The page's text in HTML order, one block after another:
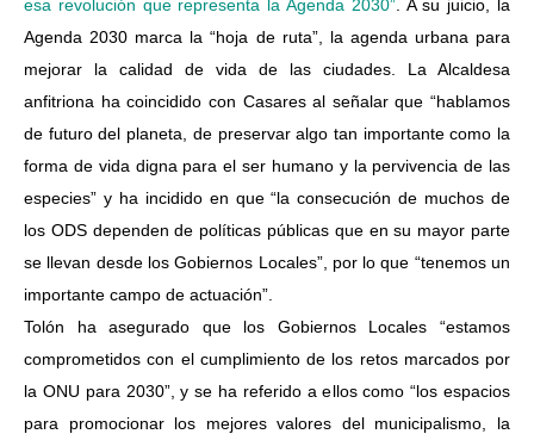
esa revolución que representa la Agenda 2030”. A su juicio, la
Agenda 2030 marca la “hoja de ruta”, la agenda urbana para
mejorar la calidad de vida de las ciudades. La Alcaldesa
anfitriona ha coincidido con Casares al señalar que “hablamos
de futuro del planeta, de preservar algo tan importante como la
forma de vida digna para el ser humano y la pervivencia de las
especies” y ha incidido en que “la consecución de muchos de
los ODS dependen de políticas públicas que en su mayor parte
se llevan desde los Gobiernos Locales”, por lo que “tenemos un
importante campo de actuación”.
Tolón ha asegurado que los Gobiernos Locales “estamos
comprometidos con el cumplimiento de los retos marcados por
la ONU para 2030”, y se ha referido a ellos como “los espacios
para promocionar los mejores valores del municipalismo, la